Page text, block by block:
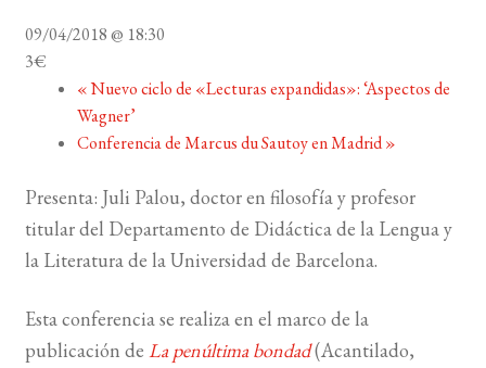
MI CUENTA
BUSCAR
LISTA DE LIBROS
09/04/2018 @ 18:30
3€
«Nuevo ciclo de «Lecturas expandidas»: ‘Aspectos de
Wagner’
Conferencia de Marcus du Sautoy en Madrid»
Presenta: Juli Palou, doctor en filosofía y profesor
titular del Departamento de Didáctica de la Lengua y
la Literatura de la Universidad de Barcelona.
Esta conferencia se realiza en el marco de la
publicación de La penúltima bondad(Acantilado,